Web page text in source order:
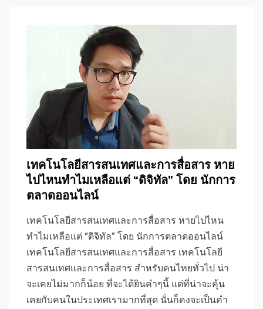
เทคโนโลยีสารสนเทศและการสื่อสาร หาย
ไปไหนทำไมเหลือแต่ “ดิจิทัล” โดย นักการ
ตลาดออนไลน์
เทคโนโลยีสารสนเทศและการสื่อสาร หายไปไหน
ทำไมเหลือแต่ “ดิจิทัล” โดย นักการตลาดออนไลน์
เทคโนโลยีสารสนเทศและการสื่อสาร เทคโนโลยี
สารสนเทศและการสื่อสาร สำหรับคนไทยทั่วไป น่า
จะเคยไม่มากก็น้อย ที่จะได้ยินคำๆนี้ แต่ที่น่าจะคุ้น
เคยกับคนในประเทศเรามากที่สุด นั่นก็คงจะเป็นคำ